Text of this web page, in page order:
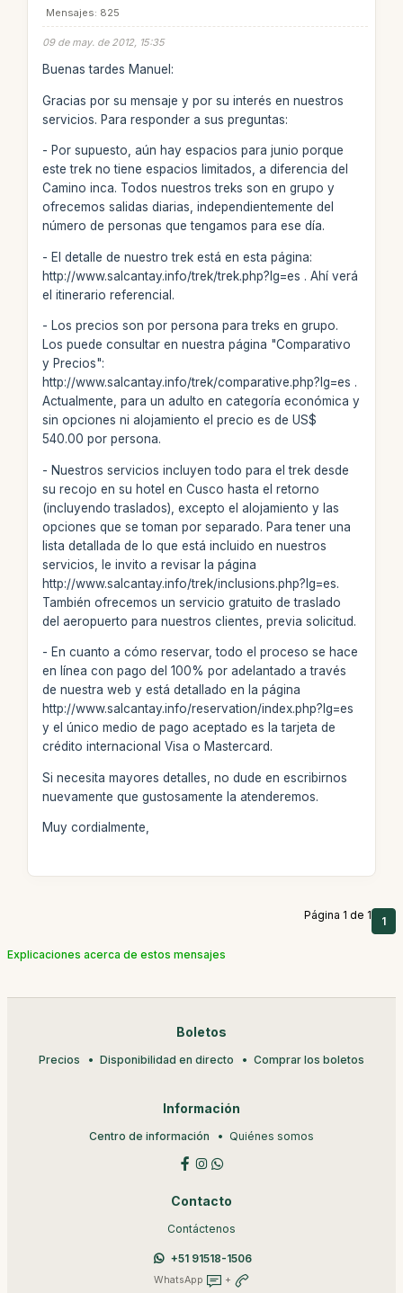
Mensajes: 825
09 de may. de 2012, 15:35
Buenas tardes Manuel:
Gracias por su mensaje y por su interés en nuestros
servicios. Para responder a sus preguntas:
- Por supuesto, aún hay espacios para junio porque
este trek no tiene espacios limitados, a diferencia del
Camino inca. Todos nuestros treks son en grupo y
ofrecemos salidas diarias, independientemente del
número de personas que tengamos para ese día.
- El detalle de nuestro trek está en esta página:
http://www.salcantay.info/trek/trek.php?lg=es . Ahí verá
el itinerario referencial.
- Los precios son por persona para treks en grupo.
Los puede consultar en nuestra página "Comparativo
y Precios":
http://www.salcantay.info/trek/comparative.php?lg=es .
Actualmente, para un adulto en categoría económica y
sin opciones ni alojamiento el precio es de US$
540.00 por persona.
- Nuestros servicios incluyen todo para el trek desde
su recojo en su hotel en Cusco hasta el retorno
(incluyendo traslados), excepto el alojamiento y las
opciones que se toman por separado. Para tener una
lista detallada de lo que está incluido en nuestros
servicios, le invito a revisar la página
http://www.salcantay.info/trek/inclusions.php?lg=es.
También ofrecemos un servicio gratuito de traslado
del aeropuerto para nuestros clientes, previa solicitud.
- En cuanto a cómo reservar, todo el proceso se hace
en línea con pago del 100% por adelantado a través
de nuestra web y está detallado en la página
http://www.salcantay.info/reservation/index.php?lg=es
y el único medio de pago aceptado es la tarjeta de
crédito internacional Visa o Mastercard.
Si necesita mayores detalles, no dude en escribirnos
nuevamente que gustosamente la atenderemos.
Muy cordialmente,
Página 1 de 1 1
Explicaciones acerca de estos mensajes
Boletos
Precios Disponibilidad en directo Comprar los boletos
Información
Centro de información Quiénes somos
Contacto
Contáctenos
+51 91518-1506
WhatsApp +